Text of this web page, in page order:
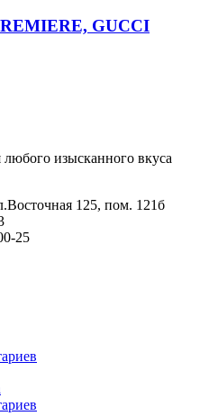
GUCCI
изысканного вкуса
125, пом. 121б
25